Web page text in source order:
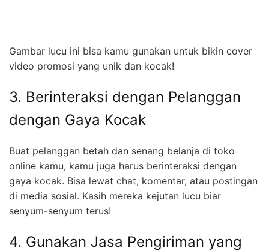
Gambar lucu ini bisa kamu gunakan untuk bikin cover
video promosi yang unik dan kocak!
3. Berinteraksi dengan Pelanggan
dengan Gaya Kocak
Buat pelanggan betah dan senang belanja di toko
online kamu, kamu juga harus berinteraksi dengan
gaya kocak. Bisa lewat chat, komentar, atau postingan
di media sosial. Kasih mereka kejutan lucu biar
senyum-senyum terus!
4. Gunakan Jasa Pengiriman yang